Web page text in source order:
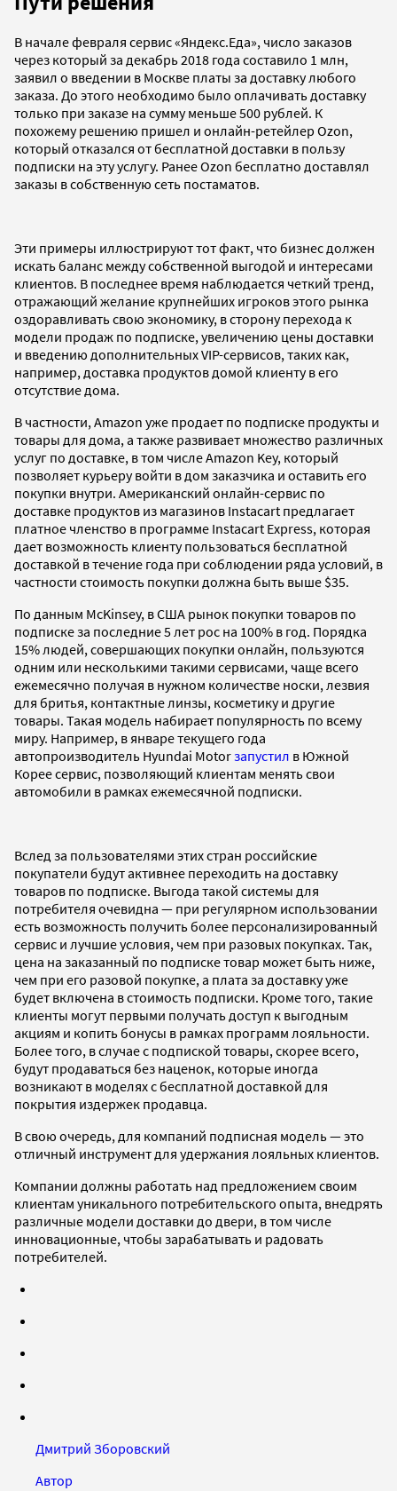
В начале февраля сервис «Яндекс.Еда», число заказов
через который за декабрь 2018 года составило 1 млн,
заявил о введении в Москве платы за доставку любого
заказа. До этого необходимо было оплачивать доставку
только при заказе на сумму меньше 500 рублей. К
похожему решению пришел и онлайн-ретейлер Ozon,
который отказался от бесплатной доставки в пользу
подписки на эту услугу. Ранее Ozon бесплатно доставлял
заказы в собственную сеть постаматов.
Эти примеры иллюстрируют тот факт, что бизнес должен
искать баланс между собственной выгодой и интересами
клиентов. В последнее время наблюдается четкий тренд,
отражающий желание крупнейших игроков этого рынка
оздоравливать свою экономику, в сторону перехода к
модели продаж по подписке, увеличению цены доставки
и введению дополнительных VIP-сервисов, таких как,
например, доставка продуктов домой клиенту в его
отсутствие дома.
В частности, Amazon уже продает по подписке продукты и
товары для дома, а также развивает множество различных
услуг по доставке, в том числе Amazon Key, который
позволяет курьеру войти в дом заказчика и оставить его
покупки внутри. Американский онлайн-сервис по
доставке продуктов из магазинов Instacart предлагает
платное членство в программе Instacart Express, которая
дает возможность клиенту пользоваться бесплатной
доставкой в течение года при соблюдении ряда условий, в
частности стоимость покупки должна быть выше $35.
По данным McKinsey, в США рынок покупки товаров по
подписке за последние 5 лет рос на 100% в год. Порядка
15% людей, совершающих покупки онлайн, пользуются
одним или несколькими такими сервисами, чаще всего
ежемесячно получая в нужном количестве носки, лезвия
для бритья, контактные линзы, косметику и другие
товары. Такая модель набирает популярность по всему
миру. Например, в январе текущего года
автопроизводитель Hyundai Motorзапустил в Южной
Корее сервис, позволяющий клиентам менять свои
автомобили в рамках ежемесячной подписки.
Вслед за пользователями этих стран российские
покупатели будут активнее переходить на доставку
товаров по подписке. Выгода такой системы для
потребителя очевидна — при регулярном использовании
есть возможность получить более персонализированный
сервис и лучшие условия, чем при разовых покупках. Так,
цена на заказанный по подписке товар может быть ниже,
чем при его разовой покупке, а плата за доставку уже
будет включена в стоимость подписки. Кроме того, такие
клиенты могут первыми получать доступ к выгодным
акциям и копить бонусы в рамках программ лояльности.
Более того, в случае с подпиской товары, скорее всего,
будут продаваться без наценок, которые иногда
возникают в моделях с бесплатной доставкой для
покрытия издержек продавца.
В свою очередь, для компаний подписная модель — это
отличный инструмент для удержания лояльных клиентов.
Компании должны работать над предложением своим
клиентам уникального потребительского опыта, внедрять
различные модели доставки до двери, в том числе
инновационные, чтобы зарабатывать и радовать
потребителей.
Дмитрий Зборовский
Автор